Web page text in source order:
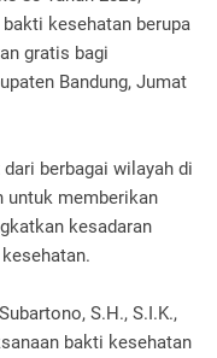
kesehatan berupa
gratis bagi
Bandung, Jumat
berbagai wilayah di
untuk memberikan
kesadaran
S.H., S.I.K.,
bakti kesehatan